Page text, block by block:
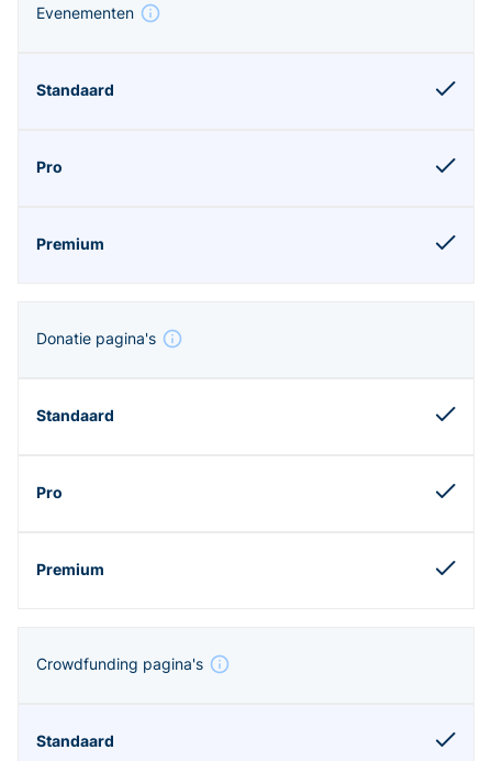
Evenementen
Donatie pagina's
Crowdfunding pagina's